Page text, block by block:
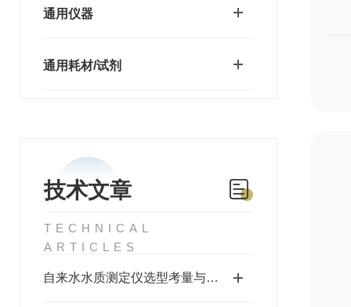
通用仪器
通用耗材/试剂
技术文章
TECHNICAL
ARTICLES
自来水水质测定仪选型考量与选购指南